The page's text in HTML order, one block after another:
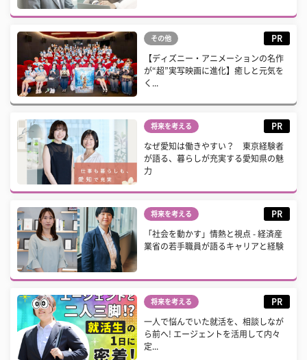
その他 PR
【ディズニー・アニメーションの名作
が“超”実写映画に進化】癒しと元気を
く...
将来を考える PR
なぜ愛知は働きやすい？ 東京経験者
が語る、暮らしが充実する愛知県の魅
力
将来を考える PR
「社会を動かす」情熱と視点 - 経済産
業省の若手職員が語るキャリアと経験
将来を考える PR
一人で悩んでいた就活を、相談しなが
ら前へ! エージェントを活用して内々
定...